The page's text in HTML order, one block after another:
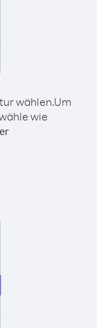
wählen.Um
wie